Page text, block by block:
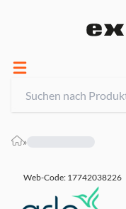
»
Web-Code: 17742038226